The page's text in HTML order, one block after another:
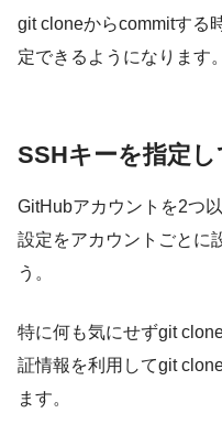
git cloneからcommitする
定できるようになります。
SSHキーを指定
GitHubアカウントを2つ
設定をアカウントごとに
う。
特に何も気にせずgit
証情報を利用してgit
ます。